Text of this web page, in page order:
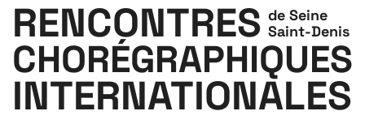
RENCONTRES
CHORÉGRAPHIQUES
INTERNATIONALES
de Seine
Saint-Denis